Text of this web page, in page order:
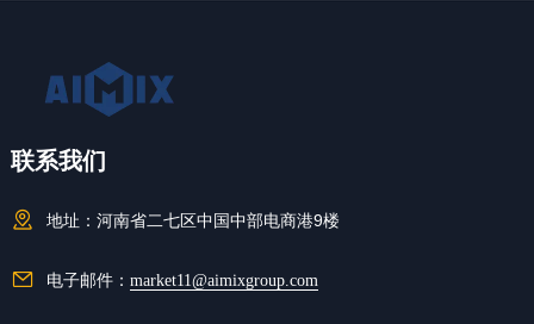
联系我们
地址： 河南省二七区中国中部电商港9楼
电子邮件： market11@aimixgroup.com